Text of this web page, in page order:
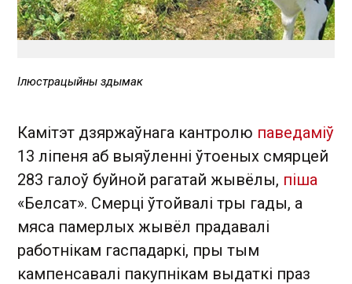
Ілюстрацыйны здымак
Камітэт дзяржаўнага кантролю паведаміў
13 ліпеня аб выяўленні ўтоеных смярцей
283 галоў буйной рагатай жывёлы, піша
«Белсат». Смерці ўтойвалі тры гады, а
мяса памерлых жывёл прадавалі
работнікам гаспадаркі, пры тым
кампенсавалі пакупнікам выдаткі праз